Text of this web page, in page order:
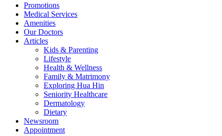
Promotions
Medical Services
Amenities
Our Doctors
Articles
Kids & Parenting
Lifestyle
Health & Wellness
Family & Matrimony
Exploring Hua Hin
Seniority Healthcare
Dermatology
Dietary
Newsroom
Appointment